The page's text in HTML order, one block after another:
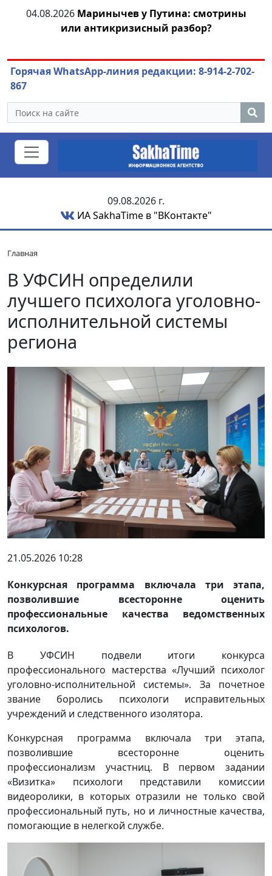
04.08.2026 Маринычев у Путина: смотрины
или антикризисный разбор?
Горячая WhatsApp-линия редакции: 8-914-2-702-
867
09.08.2026 г.
ИА SakhaTime в "ВКонтакте"
Главная
В УФСИН определили
лучшего психолога уголовно-
исполнительной системы
региона
21.05.2026 10:28
Конкурсная программа включала три этапа,
позволившие всесторонне оценить
профессиональные качества ведомственных
психологов.
В УФСИН подвели итоги конкурса
профессионального мастерства «Лучший психолог
уголовно-исполнительной системы». За почетное
звание боролись психологи исправительных
учреждений и следственного изолятора.
Конкурсная программа включала три этапа,
позволившие всесторонне оценить
профессионализм участниц. В первом задании
«Визитка» психологи представили комиссии
видеоролики, в которых отразили не только свой
профессиональный путь, но и личностные качества,
помогающие в нелегкой службе.